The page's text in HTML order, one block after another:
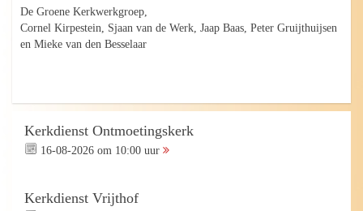
De Groene Kerkwerkgroep,
Cornel Kirpestein, Sjaan van de Werk, Jaap Baas, Peter Gruijthuijsen
en Mieke van den Besselaar
Kerkdienst Ontmoetingskerk
16-08-2026 om 10:00 uur
Kerkdienst Vrijthof